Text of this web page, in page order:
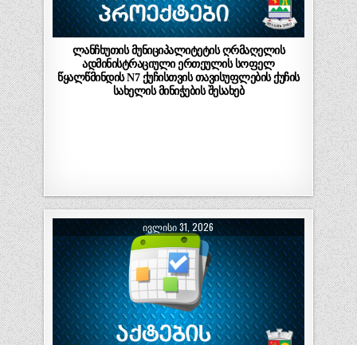
ლანჩხუთის მუნიციპალიტეტის ღრმაღელის
ადმინისტრაციული ერთეულის სოფელ
წყალწმინდის N7 ქუჩისთვის თავისუფლების ქუჩის
სახელის მინიჭების შესახებ
ᲘᲕᲚᲘᲡᲘ 31, 2026